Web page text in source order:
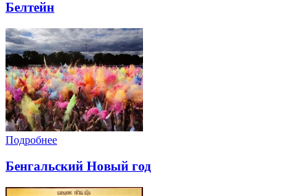
Белтейн
Подробнее
Бенгальский Новый год